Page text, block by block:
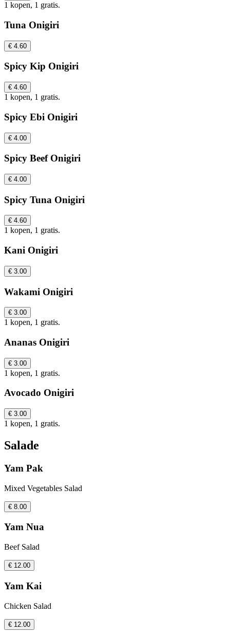
1 kopen, 1 gratis.
Tuna Onigiri
€ 4.60
Spicy Kip Onigiri
€ 4.60
1 kopen, 1 gratis.
Spicy Ebi Onigiri
€ 4.00
Spicy Beef Onigiri
€ 4.00
Spicy Tuna Onigiri
€ 4.60
1 kopen, 1 gratis.
Kani Onigiri
€ 3.00
Wakami Onigiri
€ 3.00
1 kopen, 1 gratis.
Ananas Onigiri
€ 3.00
1 kopen, 1 gratis.
Avocado Onigiri
€ 3.00
1 kopen, 1 gratis.
Salade
Yam Pak
Mixed Vegetables Salad
€ 8.00
Yam Nua
Beef Salad
€ 12.00
Yam Kai
Chicken Salad
€ 12.00